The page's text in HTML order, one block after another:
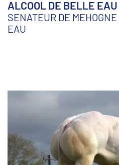
ALCOOL DE BELLE EAU
SENATEUR DE MEHOGNE
EAU